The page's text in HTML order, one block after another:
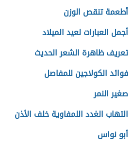
أطعمة تنقص الوزن
أجمل العبارات لعيد الميلاد
تعريف ظاهرة الشعر الحديث
فوائد الكولاجين للمفاصل
صغير النمر
التهاب الغدد اللمفاوية خلف الأذن
أبو نواس